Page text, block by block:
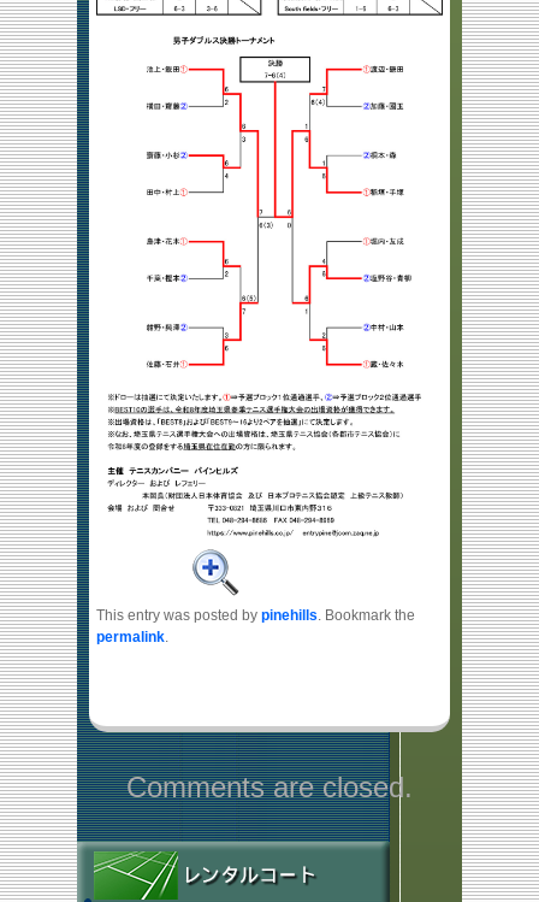
This entry was posted by pinehills. Bookmark the
permalink.
Comments are closed.